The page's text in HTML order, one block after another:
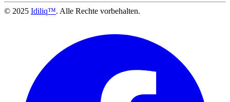
© 2025 Idiliq™. Alle Rechte vorbehalten.